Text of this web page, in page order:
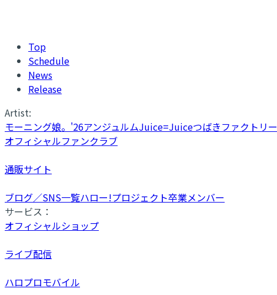
Top
Schedule
News
Release
Artist:
モーニング娘。'26アンジュルムJuice=Juiceつばきファクトリー
オフィシャルファンクラブ
通販サイト
ブログ／SNS一覧ハロー!プロジェクト卒業メンバー
サービス：
オフィシャルショップ
ライブ配信
ハロプロモバイル